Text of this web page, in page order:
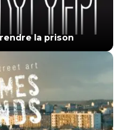
la prison